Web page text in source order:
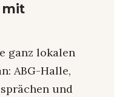
mit
ganz lokalen
ABG-Halle,
und